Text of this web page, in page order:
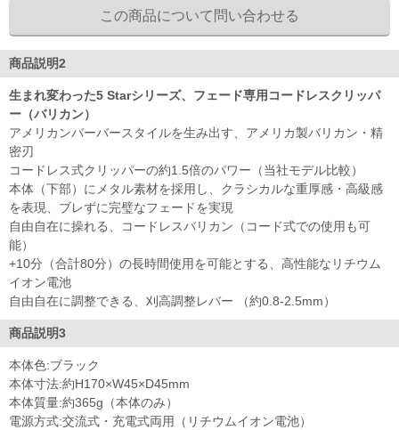
商品説明2
生まれ変わった5 Starシリーズ、フェード専用コードレスクリッパ
ー（バリカン）
アメリカンバーバースタイルを生み出す、アメリカ製バリカン・精
密刃
コードレス式クリッパーの約1.5倍のパワー（当社モデル比較）
本体（下部）にメタル素材を採用し、クラシカルな重厚感・高級感
を表現、ブレずに完璧なフェードを実現
自由自在に操れる、コードレスバリカン（コード式での使用も可
能）
+10分（合計80分）の長時間使用を可能とする、高性能なリチウム
イオン電池
自由自在に調整できる、刈高調整レバー （約0.8-2.5mm）
商品説明3
本体色:ブラック
本体寸法:約H170×W45×D45mm
本体質量:約365g（本体のみ）
電源方式:交流式・充電式両用（リチウムイオン電池）